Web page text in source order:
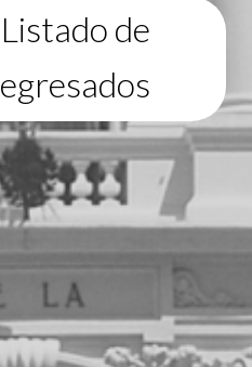
Listado de
egresados